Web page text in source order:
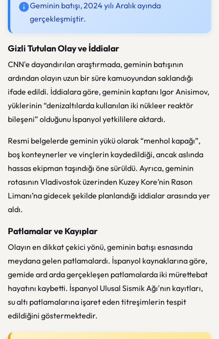
Geminin batışı, 2024 yılı Aralık ayında
gerçekleşmiştir.
Gizli Tutulan Olay ve İddialar
CNN'e dayandırılan araştırmada, geminin batışının
ardından olayın uzun bir süre kamuoyundan saklandığı
ifade edildi. İddialara göre, geminin kaptanı Igor Anisimov,
yüklerinin “denizaltılarda kullanılan iki nükleer reaktör
bileşeni” olduğunu İspanyol yetkililere aktardı.
Resmi belgelerde geminin yükü olarak “menhol kapağı”,
boş konteynerler ve vinçlerin kaydedildiği, ancak aslında
hassas ekipman taşındığı öne sürüldü. Ayrıca, geminin
rotasının Vladivostok üzerinden Kuzey Kore’nin Rason
Limanı’na gidecek şekilde planlandığı iddialar arasında yer
aldı.
Patlamalar ve Kayıplar
Olayın en dikkat çekici yönü, geminin batışı esnasında
meydana gelen patlamalardı. İspanyol kaynaklarına göre,
gemide ard arda gerçekleşen patlamalarda iki mürettebat
hayatını kaybetti. İspanyol Ulusal Sismik Ağı'nın kayıtları,
su altı patlamalarına işaret eden titreşimlerin tespit
edildiğini göstermektedir.